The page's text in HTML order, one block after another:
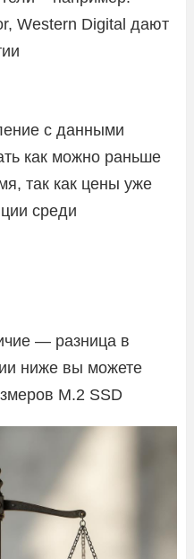
Western Digital дают
с данными
как можно раньше
так как цены уже
среди
— разница в
ниже вы можете
M.2 SSD